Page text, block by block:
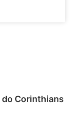
Corinthians